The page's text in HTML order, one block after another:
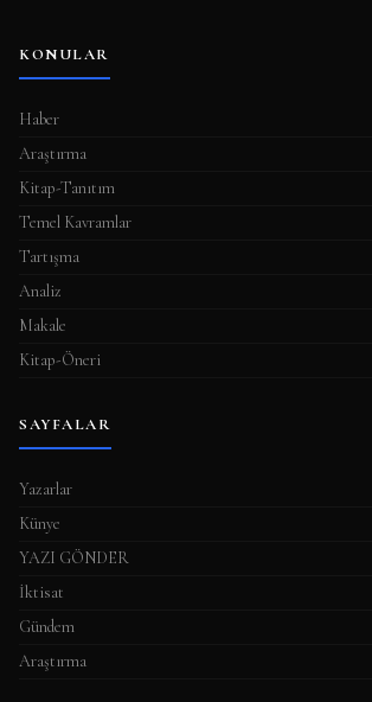
KONULAR
Haber
Araştırma
Kitap-Tanıtım
Temel Kavramlar
Tartışma
Analiz
Makale
Kitap-Öneri
SAYFALAR
Yazarlar
Künye
YAZI GÖNDER
İktisat
Gündem
Araştırma